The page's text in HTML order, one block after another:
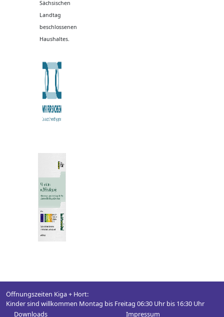
Sächsischen
Landtag
beschlossenen
Haushaltes.
Öffnungszeiten Kiga + Hort:
Kinder sind willkommen Montag bis Freitag 06:30 Uhr bis 16:30 Uhr
Downloads
Impressum